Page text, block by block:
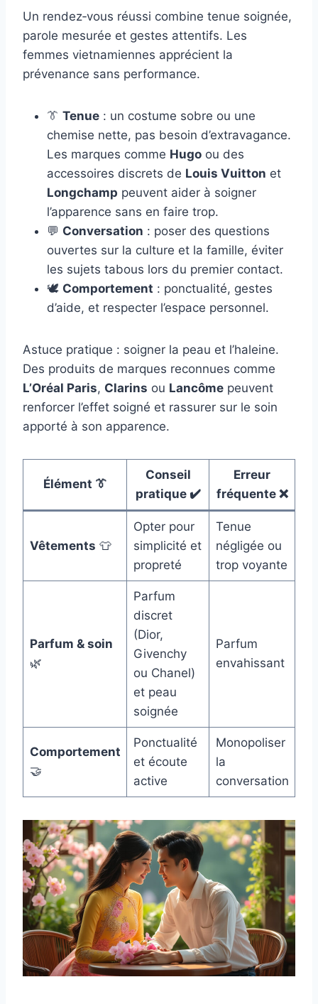
Un rendez‑vous réussi combine tenue soignée,
parole mesurée et gestes attentifs. Les
femmes vietnamiennes apprécient la
prévenance sans performance.
👔 Tenue : un costume sobre ou une
chemise nette, pas besoin d’extravagance.
Les marques comme Hugo ou des
accessoires discrets de Louis Vuitton et
Longchamp peuvent aider à soigner
l’apparence sans en faire trop.
💬 Conversation : poser des questions
ouvertes sur la culture et la famille, éviter
les sujets tabous lors du premier contact.
🕊️ Comportement : ponctualité, gestes
d’aide, et respecter l’espace personnel.
Astuce pratique : soigner la peau et l’haleine.
Des produits de marques reconnues comme
L’Oréal Paris, Clarins ou Lancôme peuvent
renforcer l’effet soigné et rassurer sur le soin
apporté à son apparence.
Élément 👔
Conseil
pratique ✔️
Erreur
fréquente ❌
Vêtements 👕
Opter pour
simplicité et
propreté
Tenue
négligée ou
trop voyante
Parfum & soin
🌿
Parfum
discret
(Dior,
Givenchy
ou Chanel)
et peau
soignée
Parfum
envahissant
Comportement
🤝
Ponctualité
et écoute
active
Monopoliser
la
conversation